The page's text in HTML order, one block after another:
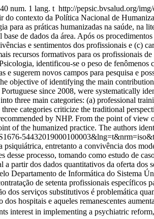
num. 1 lang. t http://pepsic.bvsalud.org/
do contexto da Política Nacional de
as práticas humanizadas na saúde, na
de dados da área. Após os
e sentimentos dos profissionais e (c)
recursos formativos para os profissionais
identificou-se o peso de fenômenos
sugerem novos campos para pesquisa e
of identifying the main
since 2008, were systematically
three main categories: (a) professional
categories criticize the traditional
by NHP. From the point of
of the humanized practice. The authors
entretanto a convivência dos
processo, tomando como estudo de
partir dos dados quantitativos da oferta dos
Departamento de Informática do Sistema
de setenta profissionais específicos
serviços substitutivos é problemática
hospitais e aqueles remanescentes
interest in implementing a psychiatric